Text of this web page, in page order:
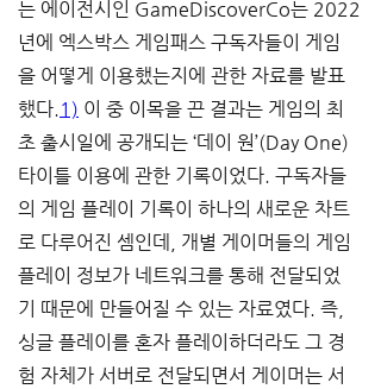
는 에이전시인 GameDiscoverCo는 2022
년에 엑스박스 게임패스 구독자들이 게임
을 어떻게 이용했는지에 관한 자료를 발표
했다.1) 이 중 이목을 끈 결과는 게임의 최
초 출시일에 공개되는 ‘데이 원’(Day One)
타이틀 이용에 관한 기록이었다. 구독자들
의 게임 플레이 기록이 하나의 새로운 차트
로 다루어진 셈인데, 개별 게이머들의 게임
플레이 정보가 네트워크를 통해 전달되었
기 때문에 만들어질 수 있는 자료였다. 즉,
싱글 플레이를 혼자 플레이하더라도 그 경
험 자체가 서버로 전달되면서 게이머는 서